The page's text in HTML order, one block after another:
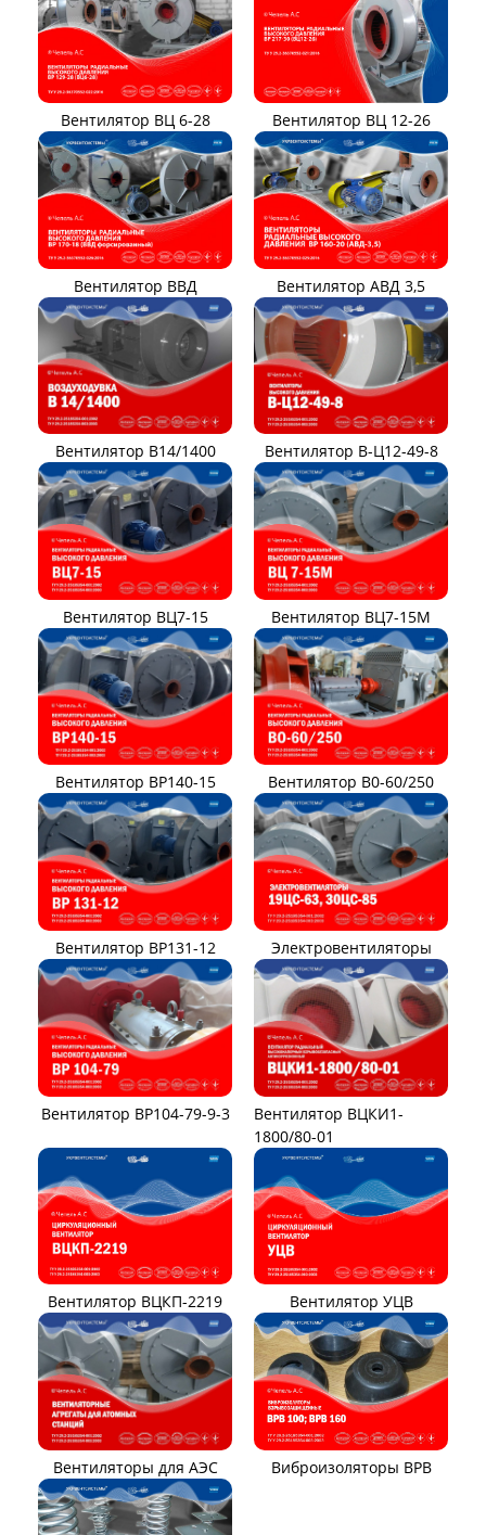
Вентилятор ВЦ 6-28 Вентилятор ВЦ 12-26
Вентилятор ВВД Вентилятор АВД 3,5
Вентилятор В14/1400 Вентилятор В-Ц12-49-8
Вентилятор ВЦ7-15 Вентилятор ВЦ7-15М
Вентилятор ВР140-15 Вентилятор В0-60/250
Вентилятор ВР131-12 Электровентиляторы
Вентилятор ВР104-79-9-3
Вентилятор ВЦКИ1-
1800/80-01
Вентилятор ВЦКП-2219 Вентилятор УЦВ
Вентиляторы для АЭС Виброизоляторы ВРВ